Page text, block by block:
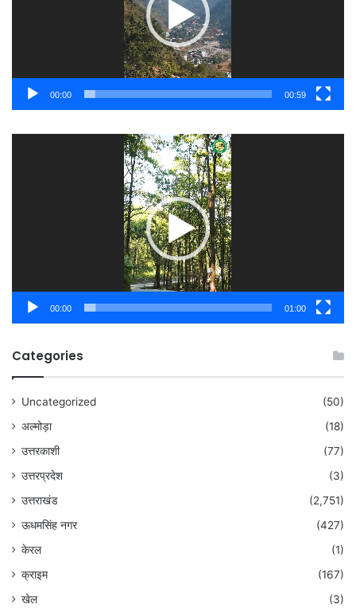
00:00 00:59
00:00 01:00
Categories
Uncategorized
(50)
अल्मोड़ा
(18)
उत्तरकाशी
(77)
उत्तरप्रदेश
(3)
उत्तराखंड
(2,751)
ऊधमसिंह नगर
(427)
केरल
(1)
क्राइम
(167)
खेल
(3)